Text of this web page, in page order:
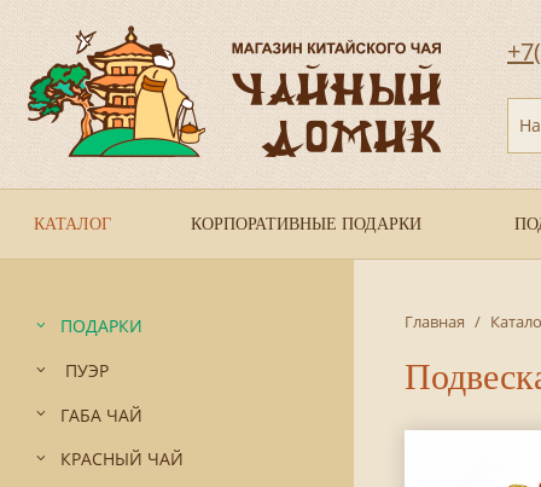
КАТАЛОГ КОРПОРАТИВНЫЕ ПОДАРКИ
ПОДАРКИ
ПУЭР
ГАБА ЧАЙ
КРАСНЫЙ ЧАЙ
Главная /